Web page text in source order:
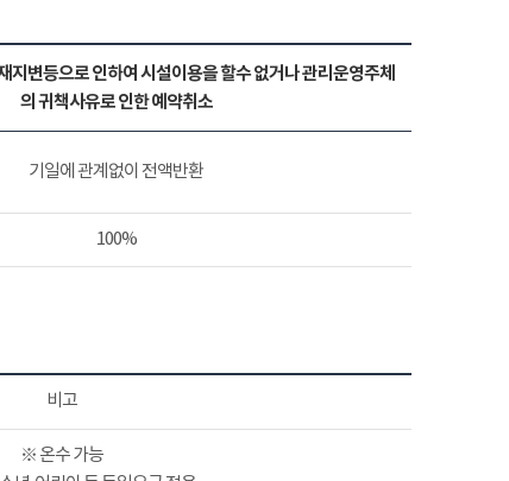
지변등으로 인하여 시설이용을 할수 없거나 관리운영주체
의 귀책사유로 인한 예약취소
기일에 관계없이 전액반환
100%
비고
※ 온수 가능